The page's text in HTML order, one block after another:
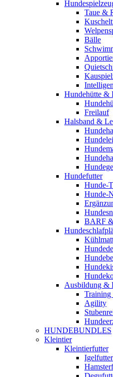
Taue &
Bälle
Hundehütte &
Freilauf
Halsband &
Hundefutter
Hunde-
Hunde-
BARF
Ausbildung &
Agility
HUNDEBUNDLES
Kleintier
Kleintierfutter
Igelfutter